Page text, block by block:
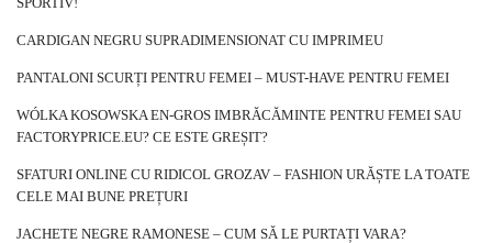
CARDIGAN NEGRU SUPRADIMENSIONAT CU IMPRIMEU
PANTALONI SCURȚI PENTRU FEMEI – MUST-HAVE PENTRU FEMEI
WÓLKA KOSOWSKA EN-GROS IMBRĂCĂMINTE PENTRU FEMEI SAU
FACTORYPRICE.EU? CE ESTE GREȘIT?
SFATURI ONLINE CU RIDICOL GROZAV – FASHION URĂȘTE LA TOATE
CELE MAI BUNE PREȚURI
JACHETE NEGRE RAMONESE – CUM SĂ LE PURTAȚI VARA?